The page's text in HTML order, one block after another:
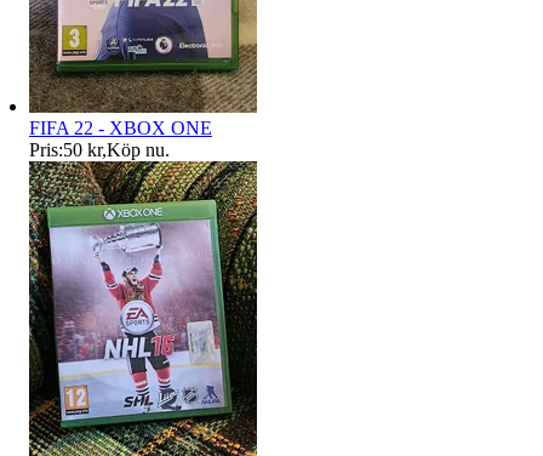
FIFA 22 - XBOX ONE
Pris:50 kr,Köp nu.